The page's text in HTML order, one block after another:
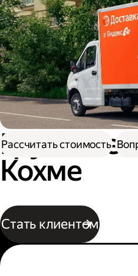
Грузовое
Кохме
Стать клиентом
Рассчитать стоимость